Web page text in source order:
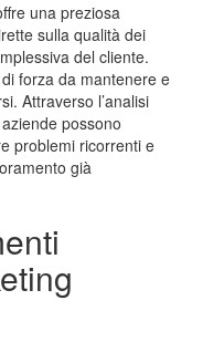
una preziosa
sulla qualità dei
del cliente.
forza da mantenere e
Attraverso l’analisi
possono
problemi ricorrenti e
già